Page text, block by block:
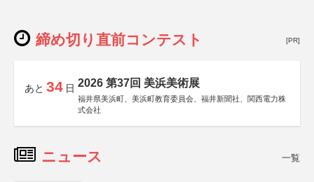
締め切り直前コンテスト [PR]
あと 34 日 2026 第37回 美浜美術展
福井県美浜町、美浜町教育委員会、福井新聞社、関西電力株
式会社
ニュース 一覧